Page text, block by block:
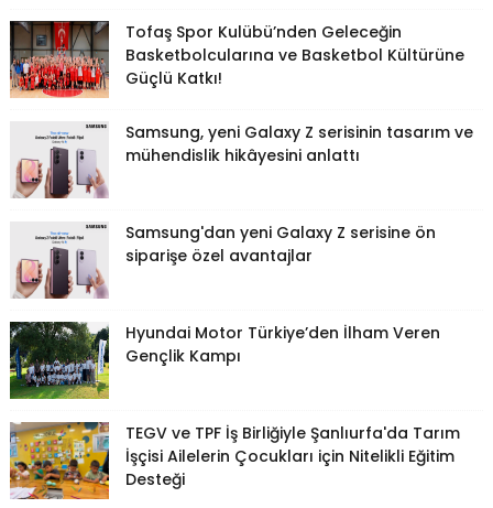
Tofaş Spor Kulübü’nden Geleceğin
Basketbolcularına ve Basketbol Kültürüne
Güçlü Katkı!
Samsung, yeni Galaxy Z serisinin tasarım ve
mühendislik hikâyesini anlattı
Samsung'dan yeni Galaxy Z serisine ön
siparişe özel avantajlar
Hyundai Motor Türkiye’den İlham Veren
Gençlik Kampı
TEGV ve TPF İş Birliğiyle Şanlıurfa'da Tarım
İşçisi Ailelerin Çocukları için Nitelikli Eğitim
Desteği